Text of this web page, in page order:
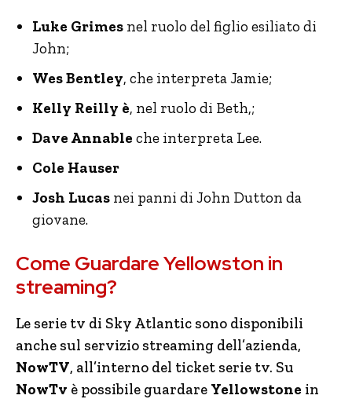
Luke Grimes nel ruolo del figlio esiliato di
John;
Wes Bentley, che interpreta Jamie;
Kelly Reilly è, nel ruolo di Beth,;
Dave Annable che interpreta Lee.
Cole Hauser
Josh Lucas nei panni di John Dutton da
giovane.
Come Guardare Yellowston in
streaming?
Le serie tv di Sky Atlantic sono disponibili
anche sul servizio streaming dell’azienda,
NowTV, all’interno del ticket serie tv. Su
NowTv è possibile guardare Yellowstone in